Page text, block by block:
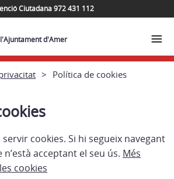
Ciutadana 972 431 112
d'Amer
Política de cookies
cookies. Si hi segueix navegant
acceptant el seu ús. Més
cookies